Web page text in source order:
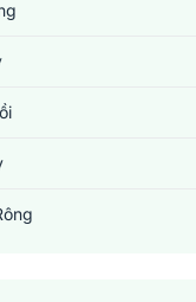
thành khác. Vì vậy,